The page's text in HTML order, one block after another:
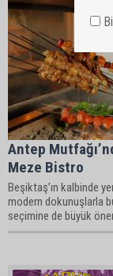
Antep
Meze Bistro
Beşiktaş’ın kalbinde
modern dokunuşlarla
seçimine de büyük